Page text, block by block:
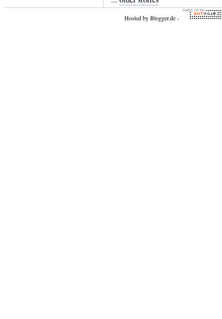
Hosted byBlogger.de-